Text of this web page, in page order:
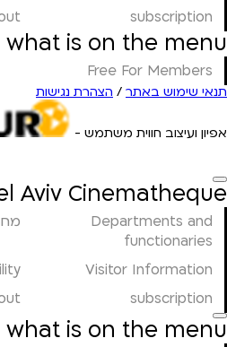
subscription
what is on the menu
Free For Members
תנאי שימוש באתר / הצהרת נגישות
אפיון ועיצוב חווית משתמש -
Aviv Cinematheque
Departments and
functionaries
Visitor Information
subscription
what is on the menu